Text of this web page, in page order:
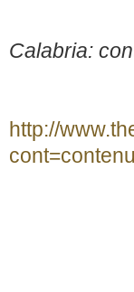
Calabria:
http://